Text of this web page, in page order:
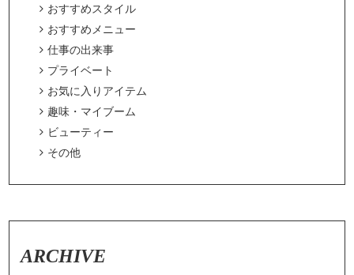
 おすすめスタイル
 おすすめメニュー
 仕事の出来事
 プライベート
 お気に入りアイテム
 趣味・マイブーム
 ビューティー
 その他
ARCHIVE